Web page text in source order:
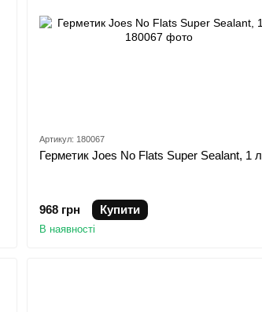
Артикул: 180067
Герметик Joes No Flats Super Sealant, 1 л
968 грн Купити
В наявності